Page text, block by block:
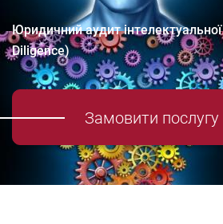
Юридичний аудит інтелектуальної
Diligence)
Замовити послугу